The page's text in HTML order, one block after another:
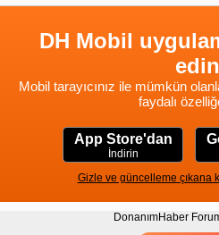
DH Mobil
Mobil tarayıcınız ile mümkün
faydalı
App Store'dan
İndirin
Gizle ve güncelleme çıkana
DonanımHaber